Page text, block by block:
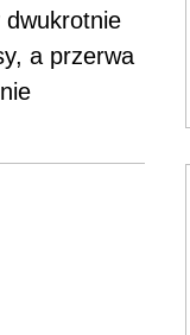
a przerwa